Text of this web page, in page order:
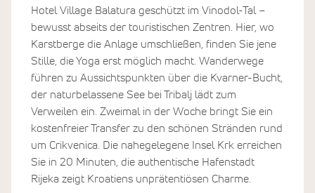
Hotel Village Balatura geschützt im Vinodol-Tal –
bewusst abseits der touristischen Zentren. Hier, wo
Karstberge die Anlage umschließen, finden Sie jene
Stille, die Yoga erst möglich macht. Wanderwege
führen zu Aussichtspunkten über die Kvarner-Bucht,
der naturbelassene See bei Tribalj lädt zum
Verweilen ein. Zweimal in der Woche bringt Sie ein
kostenfreier Transfer zu den schönen Stränden rund
um Crikvenica. Die nahegelegene Insel Krk erreichen
Sie in 20 Minuten, die authentische Hafenstadt
Rijeka zeigt Kroatiens unprätentiösen Charme.